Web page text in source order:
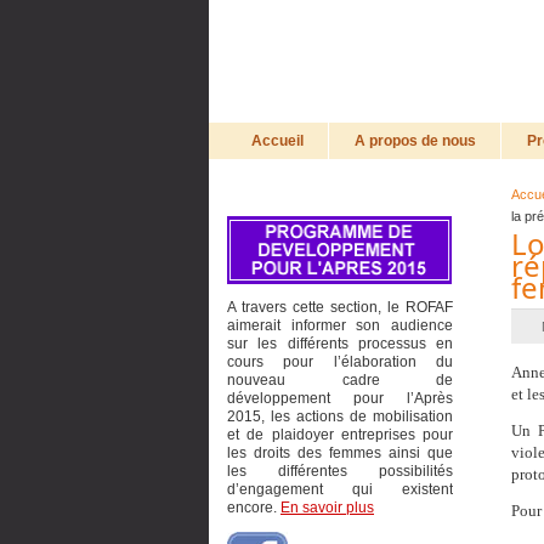
Accueil A propos de nous
la
et
Un
A travers cette section, le ROFAF
aimerait informer son audience
sur les différents processus en
cours pour l’élaboration du
nouveau cadre de
développement pour l’Après
2015, les actions de mobilisation
et de plaidoyer entreprises pour
les droits des femmes ainsi que
les différentes possibilités
d’engagement qui existent
encore. En savoir plus